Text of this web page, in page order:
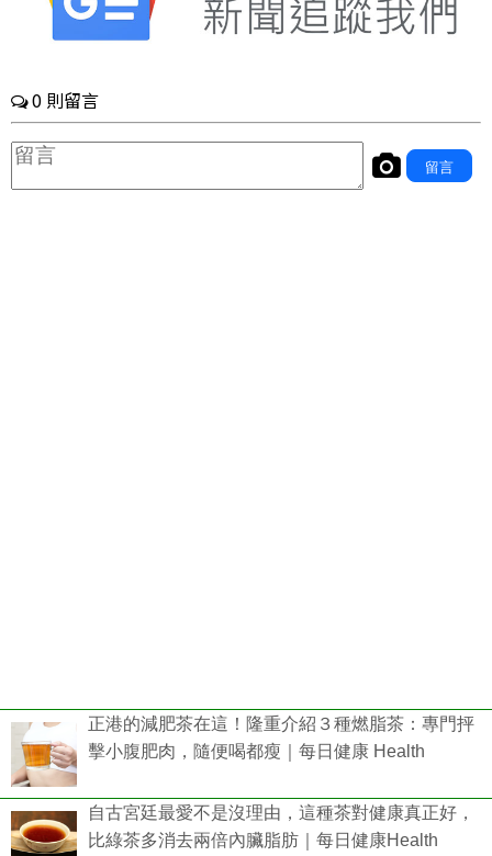
正港的減肥茶在這！隆重介紹３種燃脂茶：專門抨
擊小腹肥肉，隨便喝都瘦｜每日健康 Health
自古宮廷最愛不是沒理由，這種茶對健康真正好，
比綠茶多消去兩倍內臟脂肪｜每日健康Health